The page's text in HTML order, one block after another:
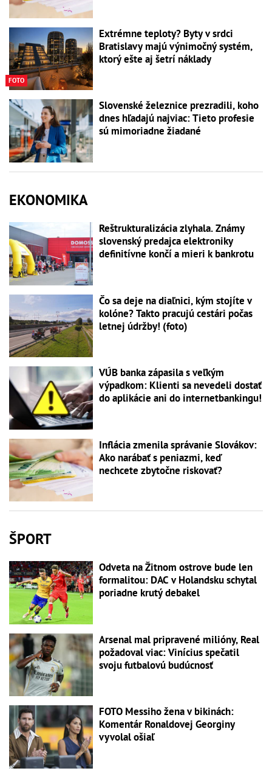
FOTO
Extrémne teploty? Byty v srdci
Bratislavy majú výnimočný systém,
ktorý ešte aj šetrí náklady
Slovenské železnice prezradili, koho
dnes hľadajú najviac: Tieto profesie
sú mimoriadne žiadané
EKONOMIKA
Reštrukturalizácia zlyhala. Známy
slovenský predajca elektroniky
definitívne končí a mieri k bankrotu
Čo sa deje na diaľnici, kým stojíte v
kolóne? Takto pracujú cestári počas
letnej údržby! (foto)
VÚB banka zápasila s veľkým
výpadkom: Klienti sa nevedeli dostať
do aplikácie ani do internetbankingu!
Inflácia zmenila správanie Slovákov:
Ako narábať s peniazmi, keď
nechcete zbytočne riskovať?
ŠPORT
Odveta na Žitnom ostrove bude len
formalitou: DAC v Holandsku schytal
poriadne krutý debakel
Arsenal mal pripravené milióny, Real
požadoval viac: Vinícius spečatil
svoju futbalovú budúcnosť
FOTO Messiho žena v bikinách:
Komentár Ronaldovej Georginy
vyvolal ošiaľ